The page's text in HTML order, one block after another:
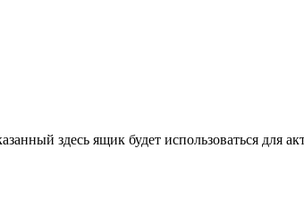
здесь ящик будет использоваться для